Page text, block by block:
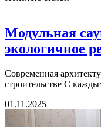
Модульная
экологичное
Современная
строительстве С
01.11.2025